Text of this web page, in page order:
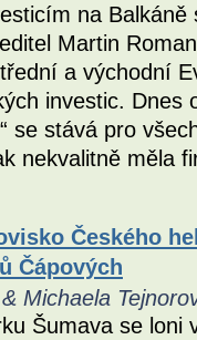
na
Martin
a východní
investic. Dnes
se stává pro
nekvalitně měla
Českého
Čápových
Michaela
Šumava se loni